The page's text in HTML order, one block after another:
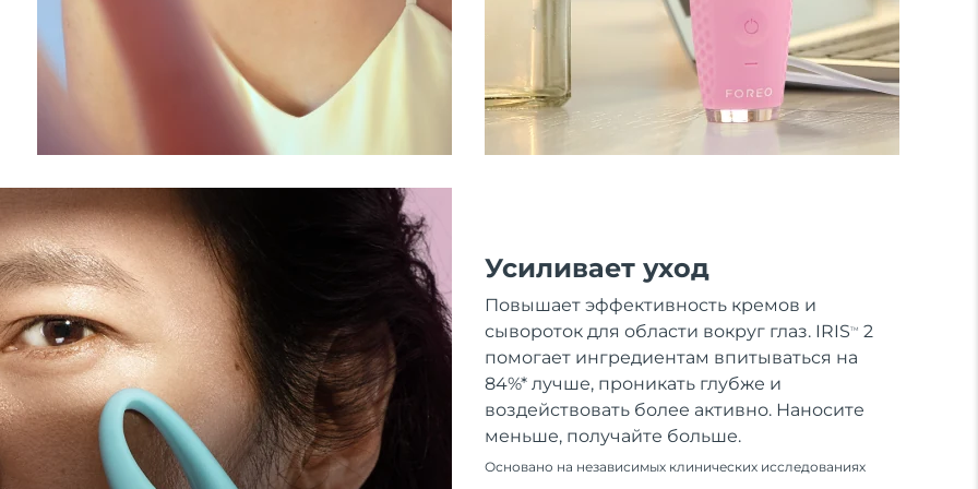
Усиливает уход
Повышает эффективность кремов и
сывороток для области вокруг глаз. IRISTM
2
помогает ингредиентам впитываться на
84%* лучше, проникать глубже и
воздействовать более активно. Наносите
меньше, получайте больше.
Основано на независимых клинических исследованиях